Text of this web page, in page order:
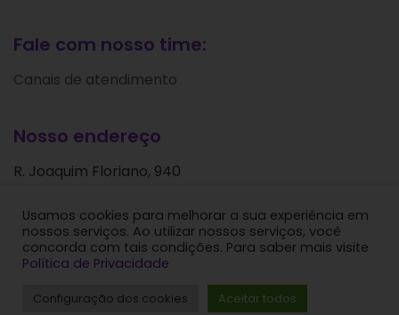
Fale com nosso time:
Canais de atendimento
Nosso endereço
R. Joaquim Floriano, 940
São Paulo - SP
CEP: 04534-004
Levante Ideias de Investimentos © 2024. Todos os
Usamos cookies para melhorar a sua experiência em
nossos serviços. Ao utilizar nossos serviços, você
concorda com tais condições. Para saber mais visite
Política de Privacidade
Configuração dos cookies Aceitar todos